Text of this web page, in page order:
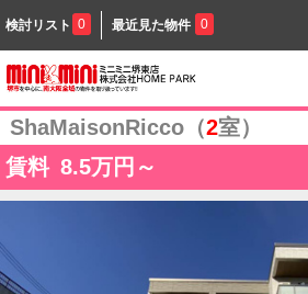
検討リスト 0 最近見た物件 0
ShaMaisonRicco（2室）
賃料 8.5万円～